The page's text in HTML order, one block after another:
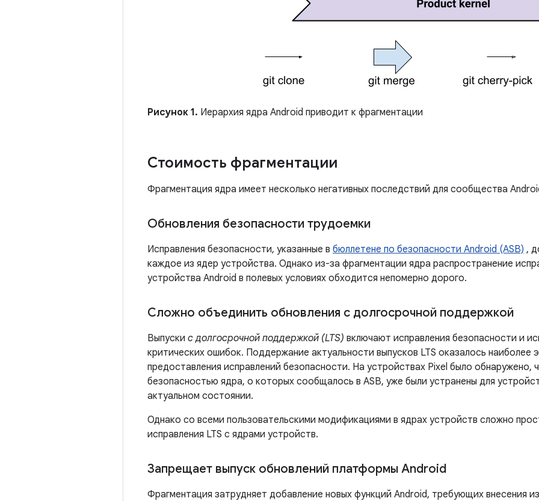
Рисунок 1. Иерархия ядра Android приводит к фрагментации
Стоимость фрагментации
Фрагментация ядра имеет несколько негативных последствий для сообщества
Обновления безопасности трудоемки
Исправления безопасности, указанные в бюллетене по безопасности Android (ASB) ,
каждое из ядер устройства. Однако из-за фрагментации ядра распространение
устройства Android в полевых условиях обходится непомерно дорого.
Сложно объединить обновления с долгосрочной поддержкой
Выпуски с долгосрочной поддержкой (LTS) включают исправления безопасности и
критических ошибок. Поддержание актуальности выпусков LTS оказалось
предоставления исправлений безопасности. На устройствах Pixel было обнаружено,
безопасностью ядра, о которых сообщалось в ASB, уже были устранены для
актуальном состоянии.
Однако со всеми пользовательскими модификациями в ядрах устройств сложно
исправления LTS с ядрами устройств.
Запрещает выпуск обновлений платформы Android
Фрагментация затрудняет добавление новых функций Android, требующих внесения